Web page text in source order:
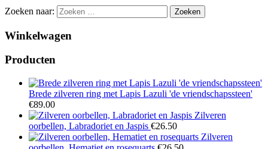
Zoeken naar:
Winkelwagen
Producten
Brede zilveren ring met Lapis Lazuli 'de vriendschapssteen'
€89.00
Zilveren
oorbellen, Labradoriet en Jaspis €26.50
Zilveren